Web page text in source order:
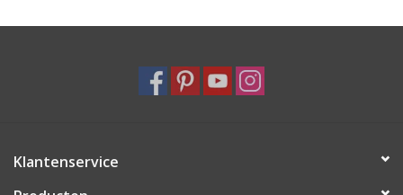
Klantenservice